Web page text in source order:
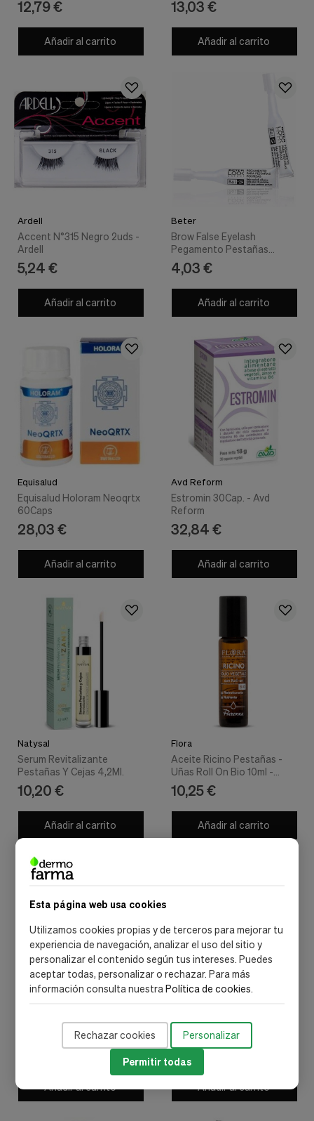
Esta página web usa cookies
Utilizamos cookies propias y de terceros para mejorar tu
experiencia de navegación, analizar el uso del sitio y
personalizar el contenido según tus intereses. Puedes
aceptar todas, personalizar o rechazar. Para más
información consulta nuestraPolítica de cookies.
Rechazar cookies Personalizar
Permitir todas
12,79 €
Añadir al carrito
13,03 €
Añadir al carrito
Ardell
Accent N°315 Negro 2uds -
Ardell
5,24 €
Añadir al carrito
Beter
Brow False Eyelash
Pegamento Pestañas
Postizas 2 X 1 Gr
4,03 €
Añadir al carrito
Equisalud
Equisalud Holoram Neoqrtx
60Caps
28,03 €
Añadir al carrito
Avd Reform
Estromin 30Cap. - Avd
Reform
32,84 €
Añadir al carrito
Natysal
Serum Revitalizante
Pestañas Y Cejas 4,2Ml.
10,20 €
Añadir al carrito
Flora
Aceite Ricino Pestañas -
Uñas Roll On Bio 10ml -
Flora
10,25 €
Añadir al carrito
Serum Cejas Y Pestañas
Añadir al carrito
Ricinlash Aceite Reparador
Pestañas 50ml - Marnys
16,14 €
Añadir al carrito